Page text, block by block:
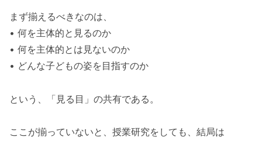
まず揃えるべきなのは、
• 何を主体的と見るのか
• 何を主体的とは見ないのか
• どんな子どもの姿を目指すのか
という、「見る目」の共有である。
ここが揃っていないと、授業研究をしても、結局は